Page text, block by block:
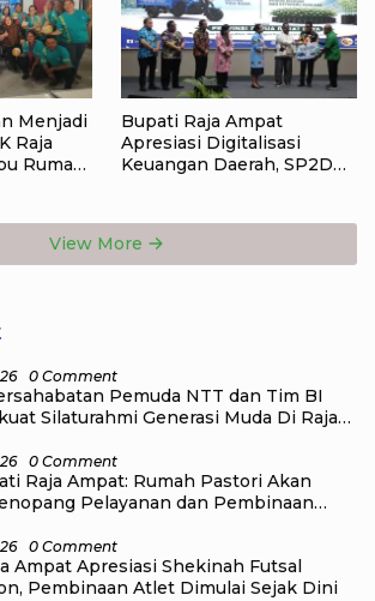
Menjadi
Raja
Rumah
Bupati Raja Ampat
Apresiasi Digitalisasi
Keuangan Daerah, SP2D
View More
0 Comment
Pemuda NTT dan Tim BI
Silaturahmi Generasi Muda Di Raja
0 Comment
Raja Ampat: Rumah Pastori Akan
Pelayanan dan Pembinaan
0 Comment
Ampat Apresiasi Shekinah Futsal
Pembinaan Atlet Dimulai Sejak Dini